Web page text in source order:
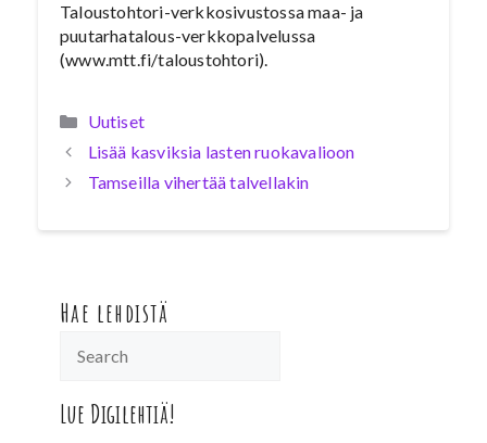
Taloustohtori-verkkosivustossa maa- ja
puutarhatalous-verkkopalvelussa
(www.mtt.fi/taloustohtori).
Kategoriat
Uutiset
Lisää kasviksia lasten ruokavalioon
Tamseilla vihertää talvellakin
Hae lehdistä
Lue Digilehtiä!